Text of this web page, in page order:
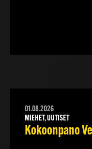
01.08.2026
MIEHET, UUTISET
Kokoonpano